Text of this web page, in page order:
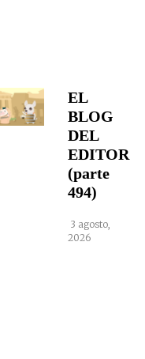
EL
BLOG
DEL
EDITOR
(parte
494)
3 agosto,
2026